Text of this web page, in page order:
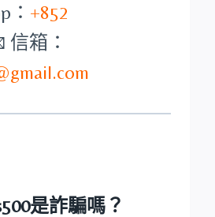
： +852
信箱：
是詐騙嗎？